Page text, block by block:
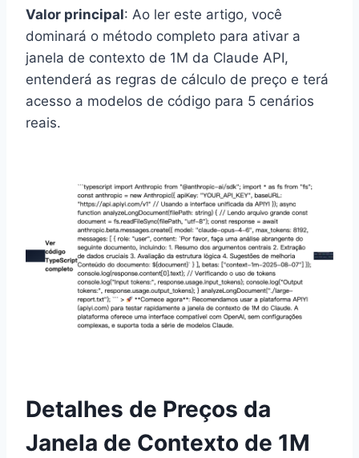
Valor principal: Ao ler este artigo, você
dominará o método completo para ativar a
janela de contexto de 1M da Claude API,
entenderá as regras de cálculo de preço e terá
acesso a modelos de código para 5 cenários
reais.
Detalhes de Preços da
Janela de Contexto de 1M